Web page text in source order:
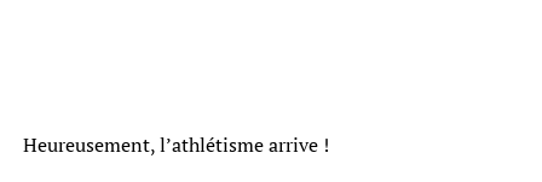
Heureusement, l’athlétisme arrive !